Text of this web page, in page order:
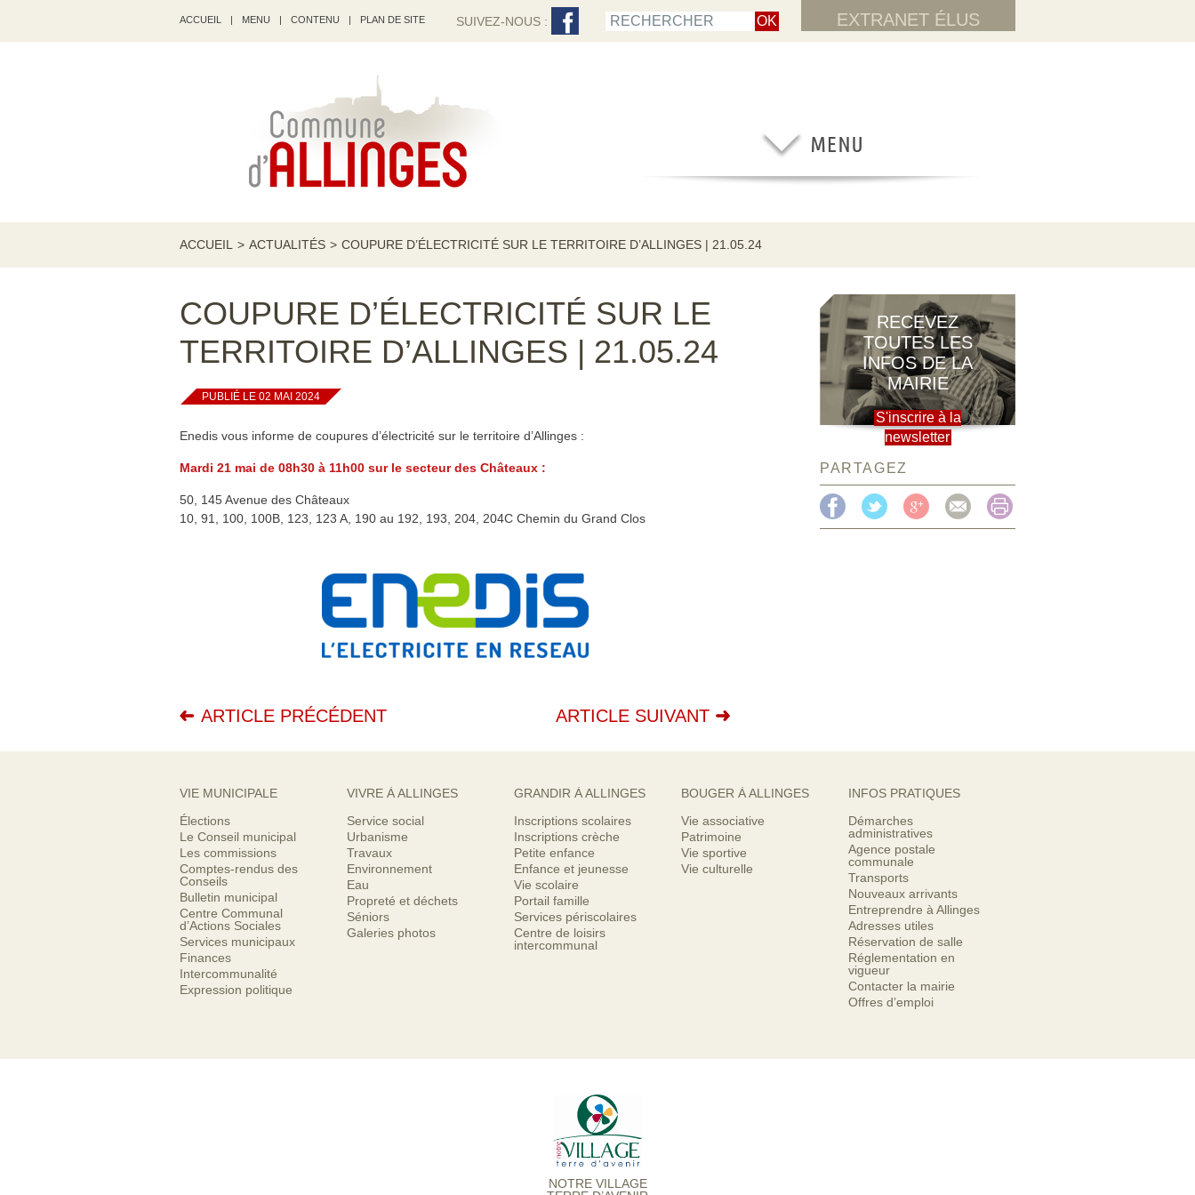
ACCUEIL | MENU | CONTENU | PLAN DE SITE EXTRANET ÉLUS
SUIVEZ-NOUS :
ACCUEIL > ACTUALITÉS > COUPURE D’ÉLECTRICITÉ SUR LE TERRITOIRE D’ALLINGES | 21.05.24
COUPURE D’ÉLECTRICITÉ SUR LE
TERRITOIRE D’ALLINGES | 21.05.24
PUBLIÉ LE 02 MAI 2024
Enedis vous informe de coupures d’électricité sur le territoire d’Allinges :
Mardi 21 mai de 08h30 à 11h00 sur le secteur des Châteaux :
50, 145 Avenue des Châteaux
10, 91, 100, 100B, 123, 123 A, 190 au 192, 193, 204, 204C Chemin du Grand Clos
ARTICLE PRÉCÉDENT ARTICLE SUIVANT
RECEVEZ
TOUTES LES
INFOS DE LA
MAIRIE
S'inscrire à la
newsletter
PARTAGEZ
VIE MUNICIPALE
Élections
Le Conseil municipal
Les commissions
Comptes-rendus des
Conseils
Bulletin municipal
Centre Communal
d’Actions Sociales
Services municipaux
Finances
Intercommunalité
Expression politique
VIVRE À ALLINGES
Service social
Urbanisme
Travaux
Environnement
Eau
Propreté et déchets
Séniors
Galeries photos
GRANDIR À ALLINGES
Inscriptions scolaires
Inscriptions crèche
Petite enfance
Enfance et jeunesse
Vie scolaire
Portail famille
Services périscolaires
Centre de loisirs
intercommunal
BOUGER À ALLINGES
Vie associative
Patrimoine
Vie sportive
Vie culturelle
INFOS PRATIQUES
Démarches
administratives
Agence postale
communale
Transports
Nouveaux arrivants
Entreprendre à Allinges
Adresses utiles
Réservation de salle
Réglementation en
vigueur
Contacter la mairie
Offres d’emploi
NOTRE VILLAGE